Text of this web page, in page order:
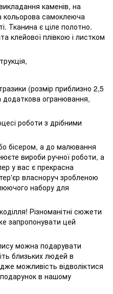
каменів, на
кольорова самоклеюча
Тканина є ціле полотно.
клейової плівкою і листком
(розмір приблизно 2,5
додаткова огранювання,
роботи з дрібними
бісером, а до малювання
вироби ручної роботи, а
у вас є прекрасна
власноруч зробленою
набору для
Різноманітні сюжети
запропонувати цей
можна подарувати
близьких людей в
можливість відволіктися
в нашому